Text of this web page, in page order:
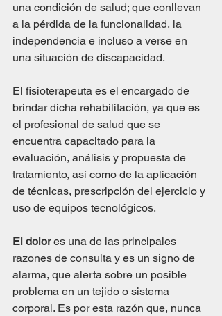
una condición de salud; que conllevan
a la pérdida de la funcionalidad, la
independencia e incluso a verse en
una situación de discapacidad.
El fisioterapeuta es el encargado de
brindar dicha rehabilitación, ya que es
el profesional de salud que se
encuentra capacitado para la
evaluación, análisis y propuesta de
tratamiento, así como de la aplicación
de técnicas, prescripción del ejercicio y
uso de equipos tecnológicos.
El dolor es una de las principales
razones de consulta y es un signo de
alarma, que alerta sobre un posible
problema en un tejido o sistema
corporal. Es por esta razón que, nunca